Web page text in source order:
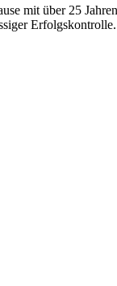
mit über 25